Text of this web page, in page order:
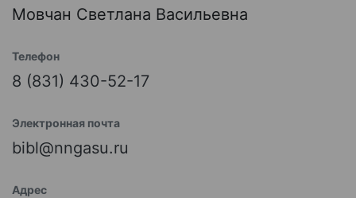
Мовчан Светлана Васильевна
Телефон
8 (831) 430-52-17
Электронная почта
bibl@nngasu.ru
Адрес